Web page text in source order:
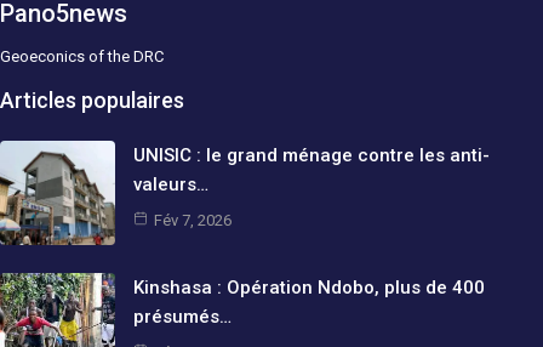
Pano5news
Geoeconics of the DRC
Articles populaires
UNISIC : le grand ménage contre les anti-
valeurs…
Fév 7, 2026
Kinshasa : Opération Ndobo, plus de 400
présumés…